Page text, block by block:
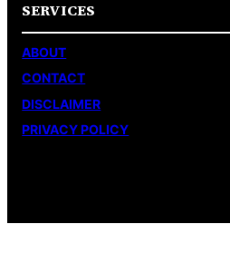
SERVICES
ABOUT
CONTACT
DISCLAIMER
PRIVACY POLICY